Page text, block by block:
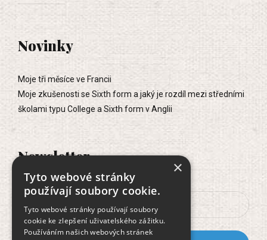
Novinky
Moje tři měsíce ve Francii
Moje zkušenosti se Sixth form a jaký je rozdíl mezi středními
školami typu College a Sixth form v Anglii
Newsletter
×
Tyto webové stránky
používají soubory cookie.
Tyto webové stránky používají soubory
cookie ke zlepšení uživatelského zážitku.
Používáním našich webových stránek